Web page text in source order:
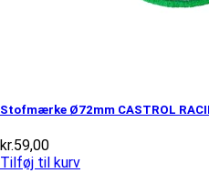
Stofmærke Ø72mm CASTROL
kr.59,00
Tilføj til kurv